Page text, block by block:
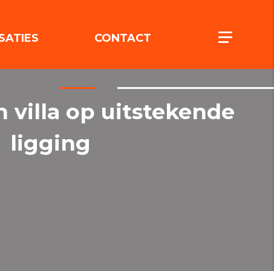
(REALISATIES)CONTACT(CONTACT) Toggle
villa op uitstekende
ligging